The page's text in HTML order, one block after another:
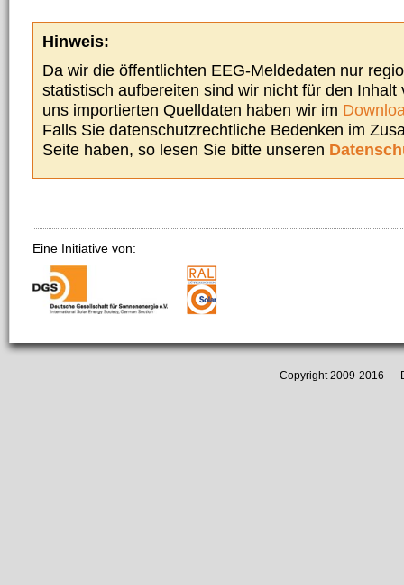
Hinweis:
Da wir die öffentlichten EEG-Meldedaten nur
statistisch aufbereiten sind wir nicht für den Inhalt
uns importierten Quelldaten haben wir im
Falls Sie datenschutzrechtliche Bedenken im
Seite haben, so lesen Sie bitte unseren
Eine Initiative von:
Copyright 2009-2016 —